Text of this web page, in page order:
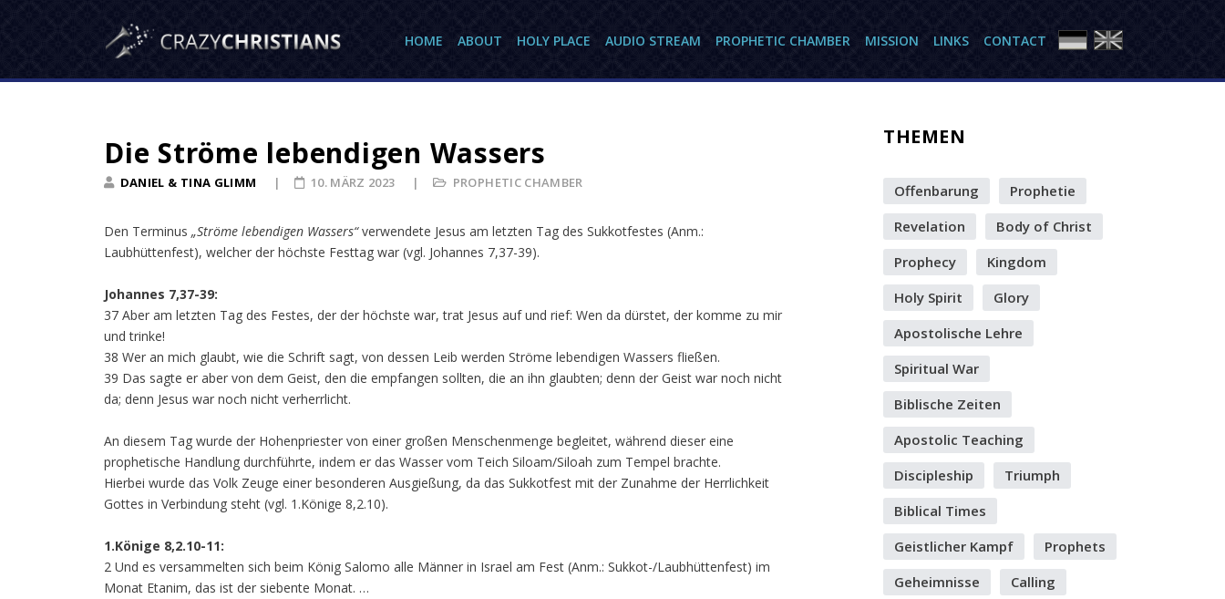
HOME ABOUT HOLY PLACE AUDIO STREAM PROPHETIC CHAMBER MISSION LINKS CONTACT
Die Ströme lebendigen Wassers
DANIEL & TINA GLIMM PROPHETIC CHAMBER
10. MÄRZ 2023
Den Terminus „Ströme lebendigen Wassers“verwendete Jesus am letzten Tag des Sukkotfestes (Anm.:
Laubhüttenfest), welcher der höchste Festtag war (vgl. Johannes 7,37-39).
Johannes 7,37-39:
37 Aber am letzten Tag des Festes, der der höchste war, trat Jesus auf und rief: Wen da dürstet, der komme zu mir
und trinke!
38 Wer an mich glaubt, wie die Schrift sagt, von dessen Leib werden Ströme lebendigen Wassers fließen.
39 Das sagte er aber von dem Geist, den die empfangen sollten, die an ihn glaubten; denn der Geist war noch nicht
da; denn Jesus war noch nicht verherrlicht.
An diesem Tag wurde der Hohenpriester von einer großen Menschenmenge begleitet, während dieser eine
prophetische Handlung durchführte, indem er das Wasser vom Teich Siloam/Siloah zum Tempel brachte.
Hierbei wurde das Volk Zeuge einer besonderen Ausgießung, da das Sukkotfest mit der Zunahme der Herrlichkeit
Gottes in Verbindung steht (vgl. 1.Könige 8,2.10).
1.Könige 8,2.10-11:
2 Und es versammelten sich beim König Salomo alle Männer in Israel am Fest (Anm.: Sukkot-/Laubhüttenfest) im
Monat Etanim, das ist der siebente Monat. …
THEMEN
Offenbarung
Prophetie
Revelation
Body of Christ
Prophecy
Kingdom
Holy Spirit
Glory
Apostolische Lehre
Spiritual War
Biblische Zeiten
Apostolic Teaching
Discipleship
Triumph
Biblical Times
Geistlicher Kampf
Prophets
Geheimnisse
Calling